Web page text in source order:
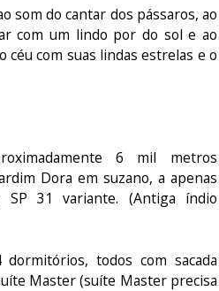
som do cantar dos pássaros, ao
com um lindo por do sol e ao
com suas lindas estrelas e o
6 mil metros
Dora em suzano, a apenas
SP 31 variante. (Antiga índio
todos com sacada
Master (suíte Master precisa